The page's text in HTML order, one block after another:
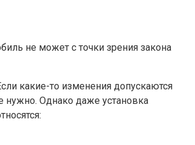
не может с точки зрения закона
какие-то изменения допускаются
нужно. Однако даже установка